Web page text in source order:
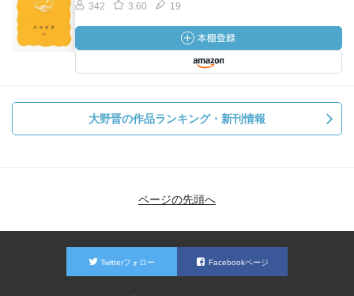
342 3.60 19
大野晋の作品ランキング・新刊情報
ページの先頭へ
Twitterフォロー Facebookページ